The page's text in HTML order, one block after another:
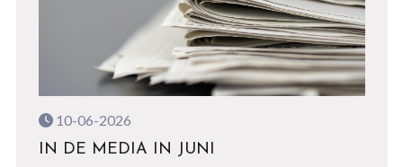
10-06-2026
IN DE MEDIA IN JUNI